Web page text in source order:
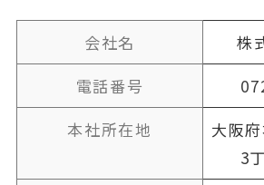
会社名
株
電話番号
本社所在地
大阪
3